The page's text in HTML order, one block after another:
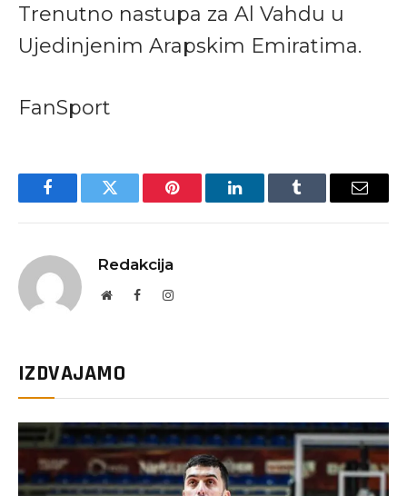
Trenutno nastupa za Al Vahdu u
Ujedinjenim Arapskim Emiratima.
FanSport
FacebookTwitter Pinterest LinkedInTumblr Email
Redakcija
WebsiteFacebookInstagram
IZDVAJAMO